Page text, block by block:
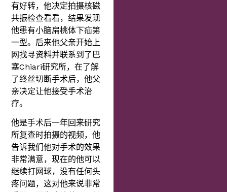
有好转，他决定拍摄核磁
共振检查看看，结果发现
他患有小脑扁桃体下疝第
一型。后来他父亲开始上
网找寻资料并联系到了巴
塞Chiari研究所，在了解
了终丝切断手术后，他父
亲决定让他接受手术治
疗。
他是手术后一年回来研究
所复查时拍摄的视频，他
告诉我们他对手术的效果
非常满意，现在的他可以
继续打网球，没有任何头
疼问题，这对他来说非常